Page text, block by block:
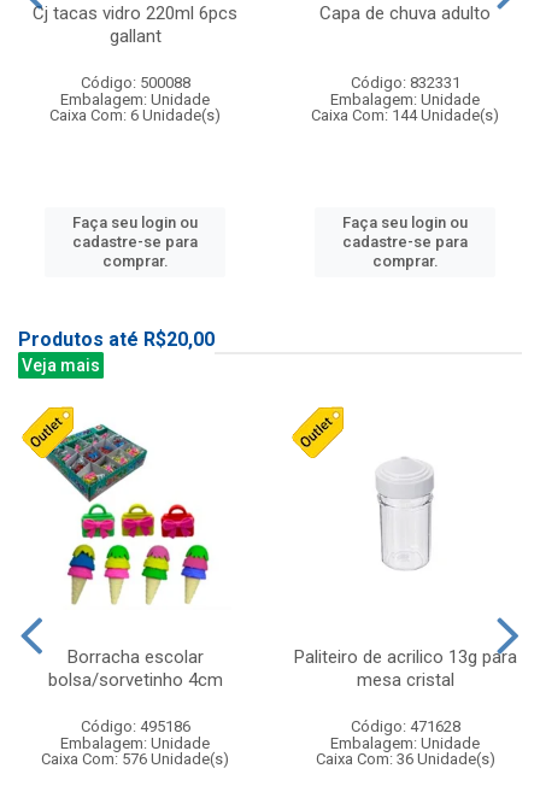
Cj tacas vidro 220ml 6pcs
gallant
Código: 500088
Embalagem: Unidade
Caixa Com: 6 Unidade(s)
Faça seu login ou
cadastre-se para
comprar.
Capa de chuva adulto
Código: 832331
Embalagem: Unidade
Caixa Com: 144 Unidade(s)
Faça seu login ou
cadastre-se para
comprar.
Produtos até R$20,00
Veja mais
Borracha escolar
bolsa/sorvetinho 4cm
Código: 495186
Embalagem: Unidade
Caixa Com: 576 Unidade(s)
Paliteiro de acrilico 13g para
mesa cristal
Código: 471628
Embalagem: Unidade
Caixa Com: 36 Unidade(s)